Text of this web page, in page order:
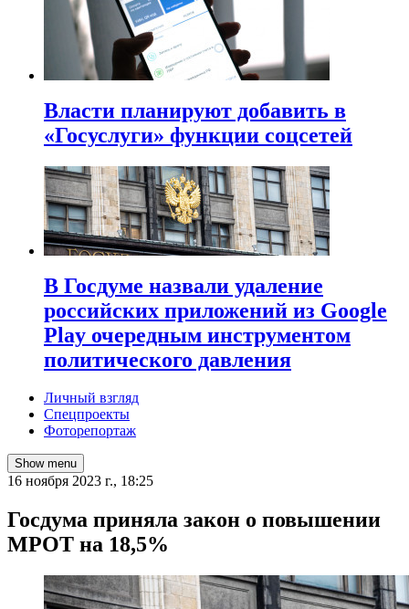
Власти планируют добавить в
«Госуслуги» функции соцсетей
В Госдуме назвали удаление
российских приложений из Google
Play очередным инструментом
политического давления
Личный взгляд
Спецпроекты
Фоторепортаж
Show menu
16 ноября 2023 г., 18:25
Госдума приняла закон о повышении
МРОТ на 18,5%